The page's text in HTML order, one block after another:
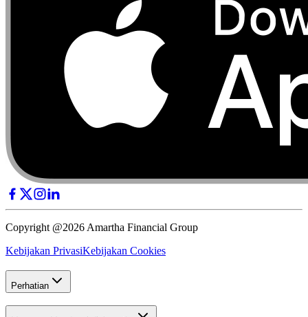
Copyright @2026 Amartha Financial Group
Kebijakan PrivasiKebijakan Cookies
Perhatian